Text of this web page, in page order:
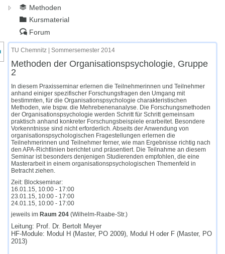
Methoden
Kursmaterial
Forum
des Kursmenüs
TU Chemnitz | Sommersemester 2014
Methoden der Organisationspsychologie, Gruppe
2
In diesem Praxisseminar erlernen die Teilnehmerinnen und Teilnehmer
anhand einiger spezifischer Forschungsfragen den Umgang mit
bestimmten, für die Organisationspsychologie charakteristischen
Methoden, wie bspw. die Mehrebenenanalyse. Die Forschungsmethoden
der Organisationspsychologie werden Schritt für Schritt gemeinsam
praktisch anhand konkreter Forschungsbeispiele erarbeitet. Besondere
Vorkenntnisse sind nicht erforderlich. Abseits der Anwendung von
organisationspsychologischen Fragestellungen erlernen die
Teilnehmerinnen und Teilnehmer ferner, wie man Ergebnisse richtig nach
den APA-Richtlinien berichtet und präsentiert. Die Teilnahme an diesem
Seminar ist besonders denjenigen Studierenden empfohlen, die eine
Masterarbeit in einem organisationspsychologischen Themenfeld in
Betracht ziehen.
Zeit: Blockseminar:
16.01.15, 10:00 - 17:00
23.01.15, 10:00 - 17:00
24.01.15, 10:00 - 17:00
jeweils im Raum 204 (Wilhelm-Raabe-Str.)
Leitung: Prof. Dr. Bertolt Meyer
HF-Module: Modul H (Master, PO 2009), Modul H oder F (Master, PO
2013)